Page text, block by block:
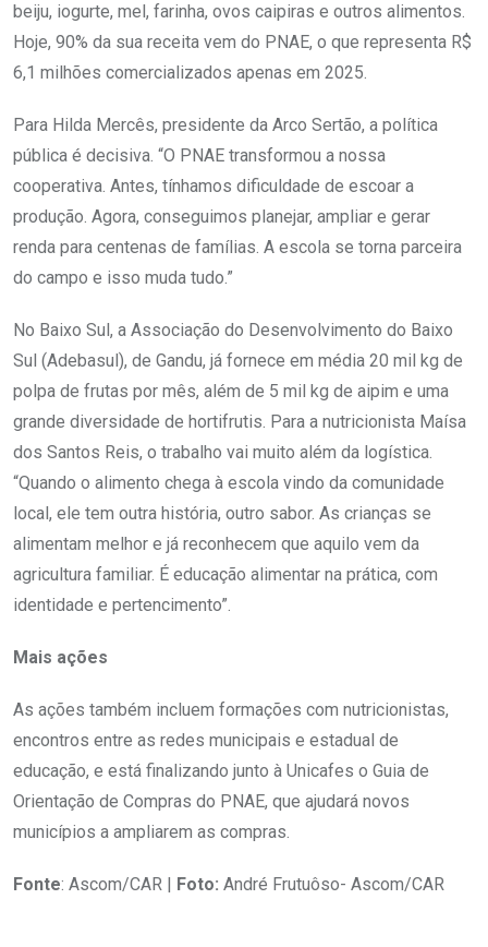
beiju, iogurte, mel, farinha, ovos caipiras e outros alimentos.
Hoje, 90% da sua receita vem do PNAE, o que representa R$
6,1 milhões comercializados apenas em 2025.
Para Hilda Mercês, presidente da Arco Sertão, a política
pública é decisiva. “O PNAE transformou a nossa
cooperativa. Antes, tínhamos dificuldade de escoar a
produção. Agora, conseguimos planejar, ampliar e gerar
renda para centenas de famílias. A escola se torna parceira
do campo e isso muda tudo.”
No Baixo Sul, a Associação do Desenvolvimento do Baixo
Sul (Adebasul), de Gandu, já fornece em média 20 mil kg de
polpa de frutas por mês, além de 5 mil kg de aipim e uma
grande diversidade de hortifrutis. Para a nutricionista Maísa
dos Santos Reis, o trabalho vai muito além da logística.
“Quando o alimento chega à escola vindo da comunidade
local, ele tem outra história, outro sabor. As crianças se
alimentam melhor e já reconhecem que aquilo vem da
agricultura familiar. É educação alimentar na prática, com
identidade e pertencimento”.
Mais ações
As ações também incluem formações com nutricionistas,
encontros entre as redes municipais e estadual de
educação, e está finalizando junto à Unicafes o Guia de
Orientação de Compras do PNAE, que ajudará novos
municípios a ampliarem as compras.
Fonte: Ascom/CAR | Foto: André Frutuôso- Ascom/CAR